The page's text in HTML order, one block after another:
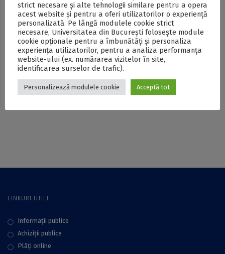
prelungite până pe
22 iulie la
programele de
licență și până pe 20
iulie la programele
de master
Lungtok într-un
dialog la
Universitatea din
București
Trei zile de cazare
gratuită pentru
viitorii studenți ai
„ChemJOBS 2024”,
un eveniment cu o
tradiție de 6 ani
viitorii chimiști și
LINKURI UTILE
Informații publice
Achiziții publice
Plăţi online
strict necesare și alte tehnologii similare pentru a opera
acest website și pentru a oferi utilizatorilor o experiență
personalizată. Pe lângă modulele cookie strict
necesare, Universitatea din București folosește module
cookie opționale pentru a îmbunătăți și personaliza
experiența utilizatorilor, pentru a analiza performanța
website-ului (ex. numărarea vizitelor în site,
identificarea surselor de trafic).
Personalizează modulele cookie Acceptă tot